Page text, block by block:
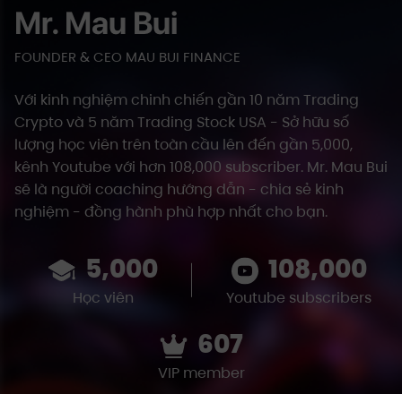
Mr. Mau Bui
FOUNDER & CEO MAU BUI FINANCE
Với kinh nghiệm chinh chiến gần 10 năm Trading
Crypto và 5 năm Trading Stock USA - Sở hữu số
lượng học viên trên toàn cầu lên đến gần 5,000,
kênh Youtube với hơn 108,000 subscriber. Mr. Mau Bui
sẽ là người coaching hướng dẫn - chia sẻ kinh
nghiệm - đồng hành phù hợp nhất cho bạn.
5,000
Học viên
108,000
Youtube subscribers
607
VIP member